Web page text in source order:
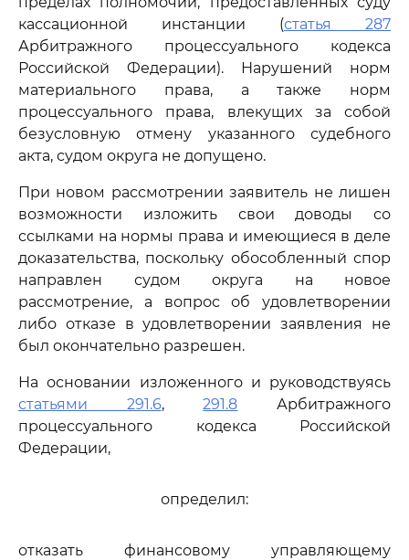
кассационной инстанции (статья 287
Арбитражного процессуального кодекса
Российской Федерации). Нарушений норм
материального права, а также норм
процессуального права, влекущих за собой
безусловную отмену указанного судебного
акта, судом округа не допущено.
При новом рассмотрении заявитель не лишен
возможности изложить свои доводы со
ссылками на нормы права и имеющиеся в деле
доказательства, поскольку обособленный спор
направлен судом округа на новое
рассмотрение, а вопрос об удовлетворении
либо отказе в удовлетворении заявления не
был окончательно разрешен.
На основании изложенного и руководствуясь
статьями 291.6,291.8 Арбитражного
процессуального кодекса Российской
Федерации,
определил:
отказать финансовому управляющему